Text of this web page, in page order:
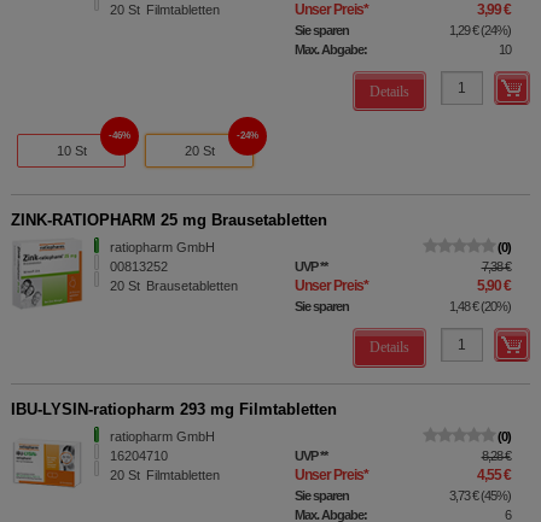
20 St Filmtabletten Unser Preis* 3,99 €
Sie sparen 1,29 €(24%)
Max. Abgabe:
10
Details
10 St
46%
20 St
24%
ZINK-RATIOPHARM 25 mg Brausetabletten
ratiopharm GmbH
00813252
20 St Brausetabletten
0
UVP** 7,38 €
Unser Preis* 5,90 €
Sie sparen 1,48 €(20%)
Details
IBU-LYSIN-ratiopharm 293 mg Filmtabletten
ratiopharm GmbH
16204710
20 St Filmtabletten
0
UVP** 8,28 €
Unser Preis* 4,55 €
Sie sparen 3,73 €(45%)
Max. Abgabe:
6